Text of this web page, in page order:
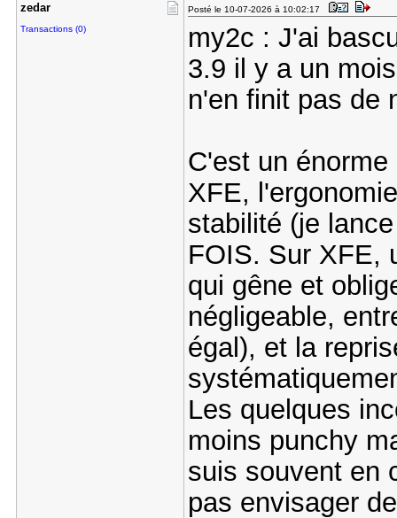
zedar
Transactions (0)
Posté le 10-07-2026 à 10:02:17
my2c : J'ai
3.9 il y a un
n'en finit pas
C'est un
XFE,
stabilité (je
FOIS. Sur XFE,
qui gêne et
négligeable,
égal), et la
Les quelques
moins punchy
suis souvent en
pas envisager